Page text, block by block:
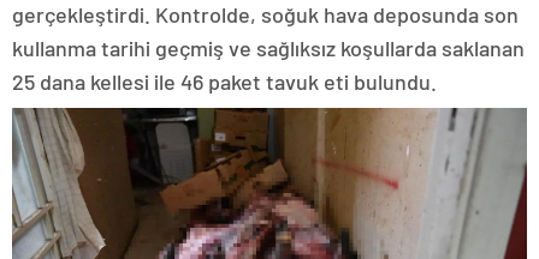
gerçekleştirdi. Kontrolde, soğuk hava deposunda son
kullanma tarihi geçmiş ve sağlıksız koşullarda saklanan
25 dana kellesi ile 46 paket tavuk eti bulundu.